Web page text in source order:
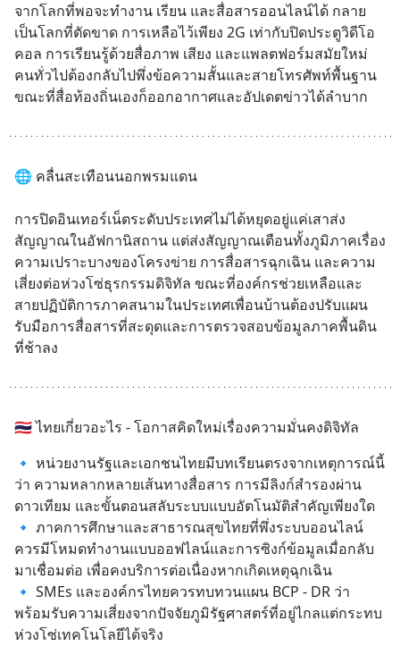
จากโลกที่พอจะทำงาน เรียน และสื่อสารออนไลน์ได้ กลาย
เป็นโลกที่ตัดขาด การเหลือไว้เพียง 2G เท่ากับปิดประตูวิดีโอ
คอล การเรียนรู้ด้วยสื่อภาพ เสียง และแพลตฟอร์มสมัยใหม่
คนทั่วไปต้องกลับไปพึ่งข้อความสั้นและสายโทรศัพท์พื้นฐาน
ขณะที่สื่อท้องถิ่นเองก็ออกอากาศและอัปเดตข่าวได้ลำบาก
🌐 คลื่นสะเทือนนอกพรมแดน
การปิดอินเทอร์เน็ตระดับประเทศไม่ได้หยุดอยู่แค่เสาส่ง
สัญญาณในอัฟกานิสถาน แต่ส่งสัญญาณเตือนทั้งภูมิภาคเรื่อง
ความเปราะบางของโครงข่าย การสื่อสารฉุกเฉิน และความ
เสี่ยงต่อห่วงโซ่ธุรกรรมดิจิทัล ขณะที่องค์กรช่วยเหลือและ
สายปฏิบัติการภาคสนามในประเทศเพื่อนบ้านต้องปรับแผน
รับมือการสื่อสารที่สะดุดและการตรวจสอบข้อมูลภาคพื้นดิน
ที่ช้าลง
🇹🇭 ไทยเกี่ยวอะไร - โอกาสคิดใหม่เรื่องความมั่นคงดิจิทัล
🔹 หน่วยงานรัฐและเอกชนไทยมีบทเรียนตรงจากเหตุการณ์นี้
ว่า ความหลากหลายเส้นทางสื่อสาร การมีลิงก์สำรองผ่าน
ดาวเทียม และขั้นตอนสลับระบบแบบอัตโนมัติสำคัญเพียงใด
🔹 ภาคการศึกษาและสาธารณสุขไทยที่พึ่งระบบออนไลน์
ควรมีโหมดทำงานแบบออฟไลน์และการซิงก์ข้อมูลเมื่อกลับ
มาเชื่อมต่อ เพื่อคงบริการต่อเนื่องหากเกิดเหตุฉุกเฉิน
🔹 SMEs และองค์กรไทยควรทบทวนแผน BCP - DR ว่า
พร้อมรับความเสี่ยงจากปัจจัยภูมิรัฐศาสตร์ที่อยู่ไกลแต่กระทบ
ห่วงโซ่เทคโนโลยีได้จริง